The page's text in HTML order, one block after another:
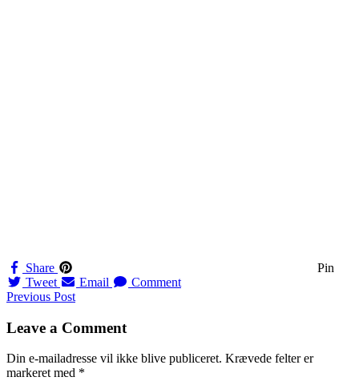
Share
Pin
Tweet
Email Comment
Navigation
til
Previous Post
Leave a Comment
Din e-mailadresse vil ikke blive publiceret. Krævede felter er
markeret med *